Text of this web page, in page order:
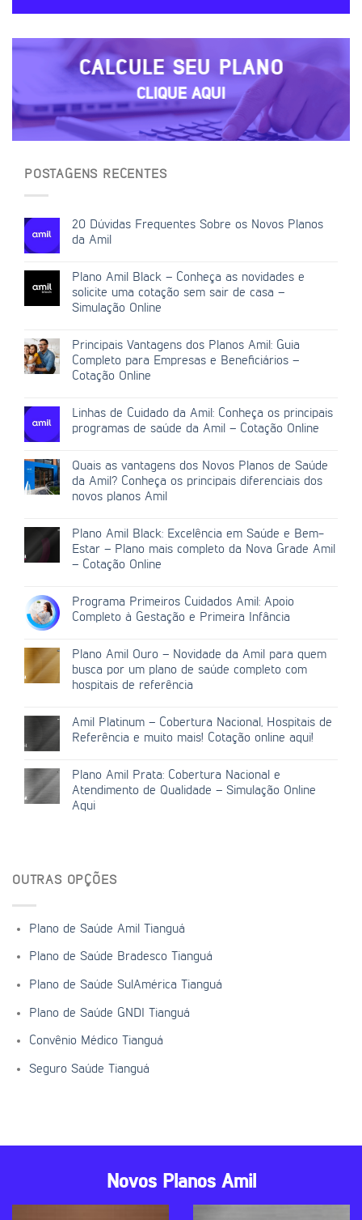
CALCULE SEU PLANO
CLIQUE AQUI
POSTAGENS RECENTES
20 Dúvidas Frequentes Sobre os Novos Planos
da Amil
Plano Amil Black – Conheça as novidades e
solicite uma cotação sem sair de casa –
Simulação Online
Principais Vantagens dos Planos Amil: Guia
Completo para Empresas e Beneficiários –
Cotação Online
Linhas de Cuidado da Amil: Conheça os principais
programas de saúde da Amil – Cotação Online
Quais as vantagens dos Novos Planos de Saúde
da Amil? Conheça os principais diferenciais dos
novos planos Amil
Plano Amil Black: Excelência em Saúde e Bem-
Estar – Plano mais completo da Nova Grade Amil
– Cotação Online
Programa Primeiros Cuidados Amil: Apoio
Completo à Gestação e Primeira Infância
Plano Amil Ouro – Novidade da Amil para quem
busca por um plano de saúde completo com
hospitais de referência
Amil Platinum – Cobertura Nacional, Hospitais de
Referência e muito mais! Cotação online aqui!
Plano Amil Prata: Cobertura Nacional e
Atendimento de Qualidade – Simulação Online
Aqui
OUTRAS OPÇÕES
Plano de Saúde Amil Tianguá
Plano de Saúde Bradesco Tianguá
Plano de Saúde SulAmérica Tianguá
Plano de Saúde GNDI Tianguá
Convênio Médico Tianguá
Seguro Saúde Tianguá
Novos Planos Amil